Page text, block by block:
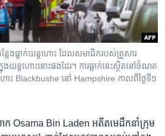
ែង​ធ្លាក់​យន្តហោះ ដែល​សមាជិក​របស់​គ្រួសារ
យន្តហោះ​នោះ​ផង​ដែរ។ ការ​ធ្លាក់​នេះ​ស្ថិត​នៅ​ចំណត​
ោះ Blackbushe នៅ​ Hampshire កាលពី​ថ្ងៃទី១
Osama Bin Laden ​អតីត​មេដឹកនាំ​ក្រុម